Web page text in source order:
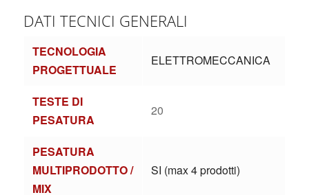
DATI TECNICI GENERALI
TECNOLOGIA
PROGETTUALE
ELETTROMECCANICA
TESTE DI
PESATURA
20
PESATURA
MULTIPRODOTTO /
MIX
SI (max 4 prodotti)